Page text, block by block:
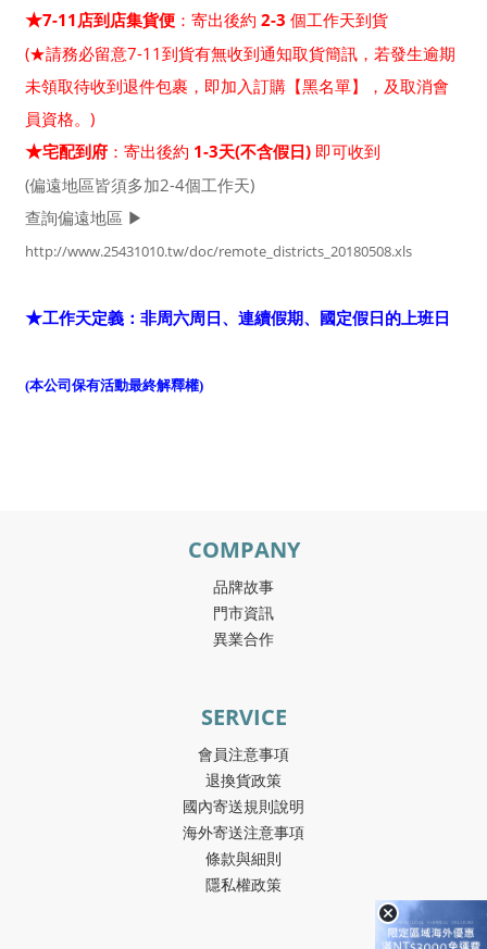
★7-11店到店集貨便 ：寄出後約 2-3 個工作天到貨
(★請務必留意7-11到貨有無收到通知取貨簡訊，若發生逾期
未領取待收到退件包裹，即加入訂購【黑名單】，及取消會
員資格。)
★宅配到府 ：寄出後約 1-3天(不含假日) 即可收到
(偏遠地區皆須多加2-4個工作天)
查詢偏遠地區 ▶
http://www.25431010.tw/doc/remote_districts_20180508.xls
★工作天定義：非周六周日、連續假期、國定假日的上班日
(本公司保有活動最終解釋權)
COMPANY
品牌故事
門市資訊
異業合作
SERVICE
會員注意事項
退換貨政策
國內寄送規則說明
海外寄送注意事項
條款與細則
隱私權政策